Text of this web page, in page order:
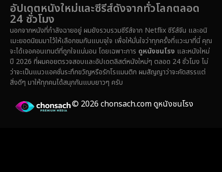
Family ครอบครัว
Fantasy จินตนาการ (329)
Fiction (14)
Gothic
อัปเดตหนังใหม่และซีรีส์ดังจากทั่วโลกตลอด
24 ชั่วโมง
นอกจากหนังที่กำลังฉายอยู่ ผมยังรวบรวมซีรีส์จาก Netflix ซีรีส์จีน และอนิ
เมะยอดนิยมมาไว้ให้เลือกชมกันแบบจุใจ เพื่อให้มั่นใจว่าทุกครั้งที่แวะมาที่นี่ คุณ
จะได้เจอคอนเทนต์ที่ถูกใจแน่นอน โดยเฉพาะการ ดูหนังชนโรง และหนังใหม่
ปี 2026 ที่ผมคอยตรวจสอบและอัปเดตลิสต์หนังใหม่ๆ ตลอด 24 ชั่วโมง ไม่
ว่าจะเป็นแนวแอคชั่นระทึกขวัญหรือรักโรแมนติก ผมสัญญาว่าจะคัดสรรแต่
สิ่งดีๆ มาให้ทุกคนได้สนุกกันแบบยาวๆ ครับ
© 2026 chonsach.com ดูหนังชนโรง